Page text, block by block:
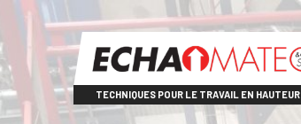
TECHNIQUES POUR LE TRAVAIL EN HAUTEUR